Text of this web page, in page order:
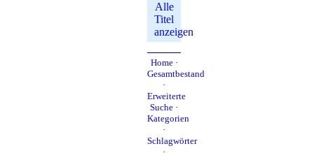
Alle
Titel
anzeigen
Home·
Gesamtbestand
·
Erweiterte
Suche ·
Kategorien
·
Schlagwörter